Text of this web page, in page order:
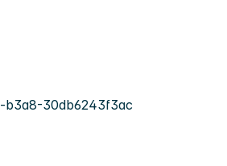
b3a8-30db6243f3ac